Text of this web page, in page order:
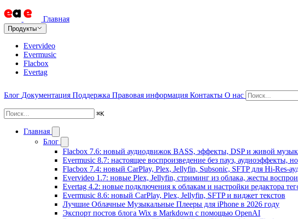
Главная
Продукты
Evervideo
Evermusic
Flacbox
Evertag
Блог Документация Поддержка Правовая информация Контакты О нас
⌘K
Главная
Блог
Flacbox 7.6: новый аудиодвижок BASS, эффекты, DSP и живой
Evermusic 8.7: настоящее воспроизведение без пауз, аудиоэффекты,
Flacbox 7.4: новый CarPlay, Plex, Jellyfin, Subsonic, SFTP для Hi-Res-
Evervideo 1.7: новые Plex, Jellyfin, стриминг из облака, жесты
Evertag 4.2: новые подключения к облакам и настройки редактора
Evermusic 8.6: новый CarPlay, Plex, Jellyfin, SFTP и виджет текстов
Лучшие Облачные Музыкальные Плееры для iPhone в 2026 году
Экспорт постов блога Wix в Markdown с помощью OpenAI